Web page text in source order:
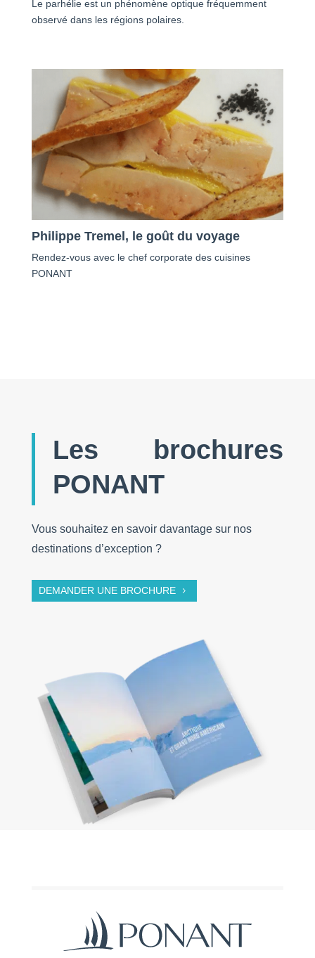
Le parhélie est un phénomène optique fréquemment
observé dans les régions polaires.
Philippe Tremel, le goût du voyage
Rendez-vous avec le chef corporate des cuisines
PONANT
Les brochures
PONANT
Vous souhaitez en savoir davantage sur nos
destinations d’exception ?
DEMANDER UNE BROCHURE